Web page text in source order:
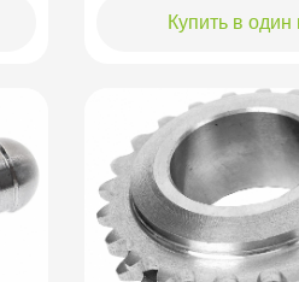
Купить в один